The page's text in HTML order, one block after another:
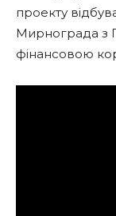
проекту
Мирнограда з
фінансовою